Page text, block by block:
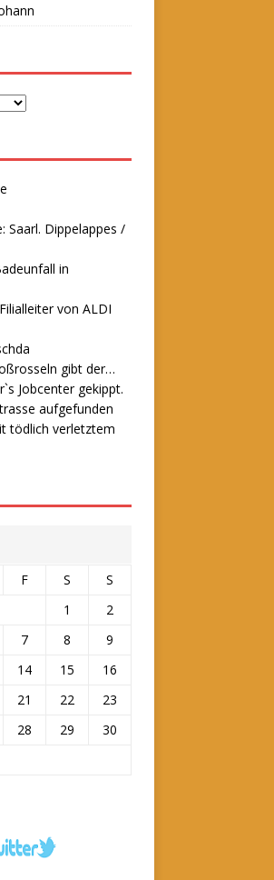
Saarl. Dippelappes /
in
von ALDI
gibt der…
Jobcenter gekippt.
aufgefunden
tödlich verletztem
F S
S
1
2
7 8
9
14 15
16
21 22
23
28 29
30